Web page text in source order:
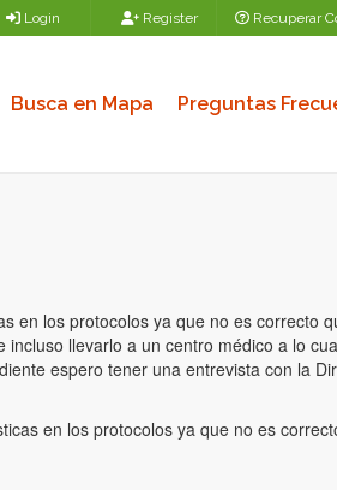
Login Register Recuperar
Busca en Mapa Preguntas
en los protocolos ya que no es correcto
llevarlo a un centro médico a lo
espero tener una entrevista con la
en los protocolos ya que no es